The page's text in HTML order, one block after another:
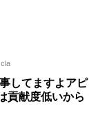
してますよアピ
貢献度低いから